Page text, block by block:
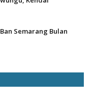
Semarang Bulan